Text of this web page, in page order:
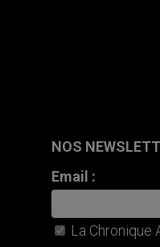
NOS
Email :
La Chronique